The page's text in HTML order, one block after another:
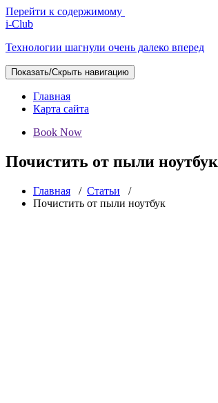
Перейти к содержимому
i-Club
Технологии шагнули очень далеко вперед
Показать/Скрыть навигацию
Главная
Карта сайта
Book Now
Почистить от пыли ноутбук
Главная / Статьи /
Почистить от пыли ноутбук